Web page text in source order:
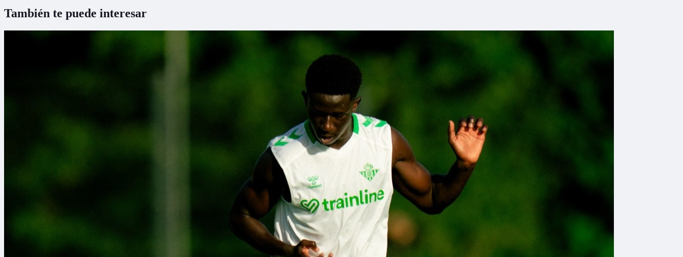
También te puede interesar